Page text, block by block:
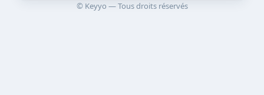
© Keyyo — Tous droits réservés